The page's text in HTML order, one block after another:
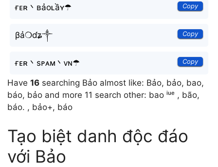
ғᴇʀ丶ʙảoʟầʏ☂ Copy
βả❍ɗʑ༒ Copy
ғᴇʀ丶sᴘᴀᴍ丶ᴠɴ☂ Copy
Have 16 searching Bảo almost like: Bảo, bảo, bao,
báo, bảo and more 11 search other: bao ⁱᵘᵉ , bão,
báo. , bảo+, báo
Tạo biệt danh độc đáo
với Bảo